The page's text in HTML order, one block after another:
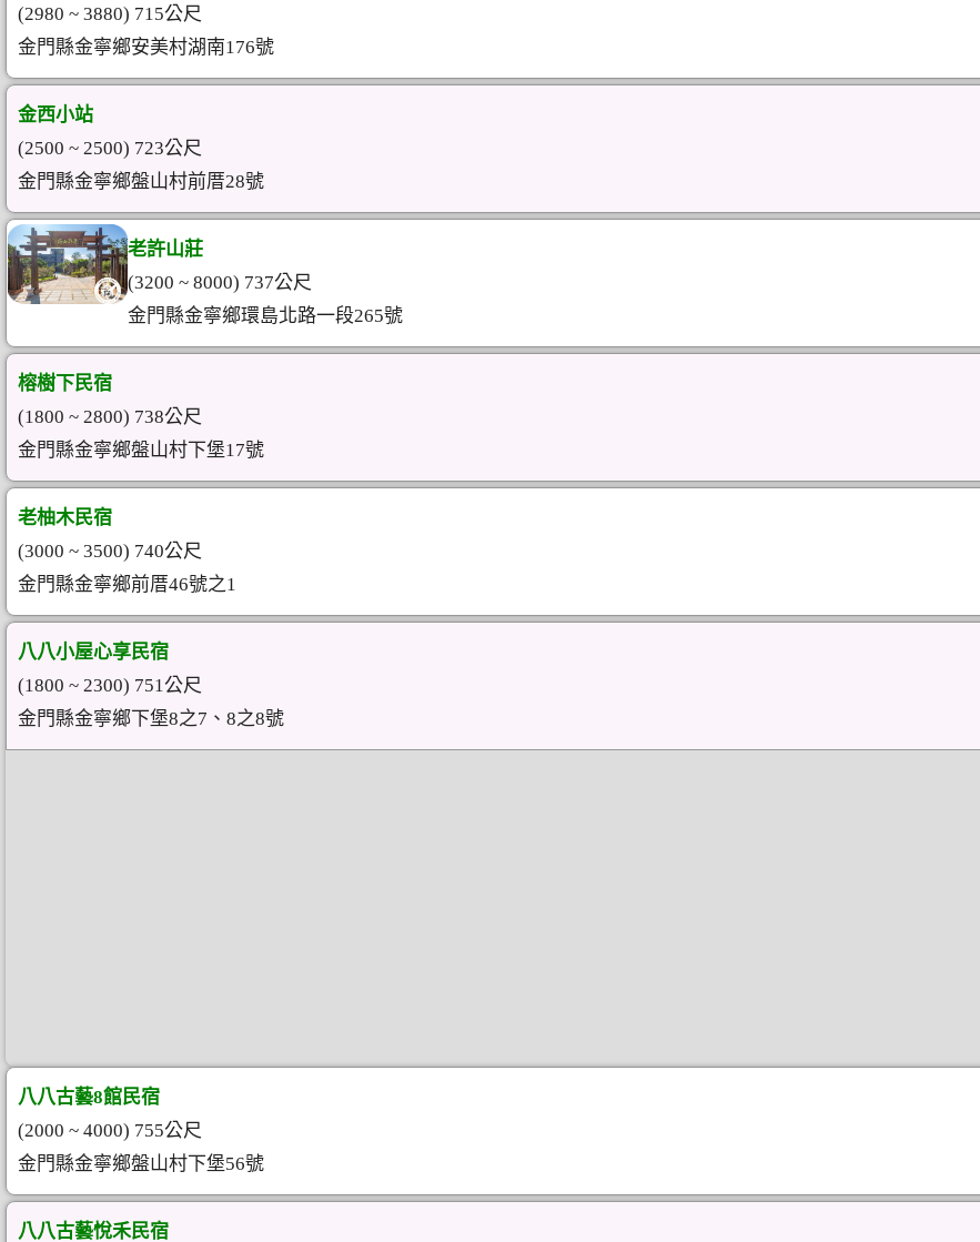
(2980 ~ 3880) 715公尺
金門縣金寧鄉安美村湖南176號
金西小站
(2500 ~ 2500) 723公尺
金門縣金寧鄉盤山村前厝28號
老許山莊
(3200 ~ 8000) 737公尺
金門縣金寧鄉環島北路一段265號
榕樹下民宿
(1800 ~ 2800) 738公尺
金門縣金寧鄉盤山村下堡17號
老柚木民宿
(3000 ~ 3500) 740公尺
金門縣金寧鄉前厝46號之1
八八小屋心享民宿
(1800 ~ 2300) 751公尺
金門縣金寧鄉下堡8之7、8之8號
八八古藝8館民宿
(2000 ~ 4000) 755公尺
金門縣金寧鄉盤山村下堡56號
八八古藝悅禾民宿